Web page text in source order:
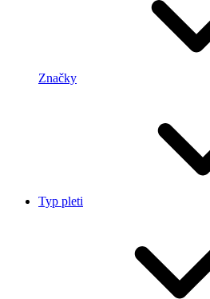
Značky
Typ pleti